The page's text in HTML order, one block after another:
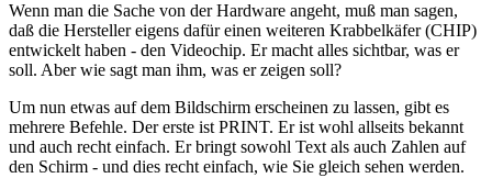
Wenn man die Sache von der Hardware angeht, muß man sagen,
daß die Hersteller eigens dafür einen weiteren Krabbelkäfer (CHIP)
entwickelt haben - den Videochip. Er macht alles sichtbar, was er
soll. Aber wie sagt man ihm, was er zeigen soll?
Um nun etwas auf dem Bildschirm erscheinen zu lassen, gibt es
mehrere Befehle. Der erste ist PRINT. Er ist wohl allseits bekannt
und auch recht einfach. Er bringt sowohl Text als auch Zahlen auf
den Schirm - und dies recht einfach, wie Sie gleich sehen werden.